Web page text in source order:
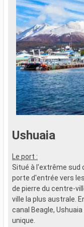
Ushuaia
Le port :
Situé à l'extrême sud
porte d'entrée vers
de pierre du centre-
ville la plus australe.
canal Beagle,
unique.